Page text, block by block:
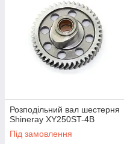
Розподільний вал шестерня
Shineray XY250ST-4B
Під замовлення